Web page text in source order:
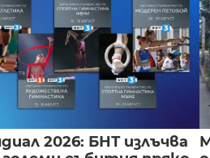
2026: БНТ излъчва